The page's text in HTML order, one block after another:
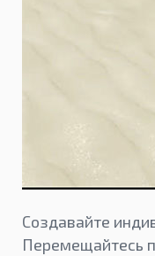
Создавайте
Перемещайтесь